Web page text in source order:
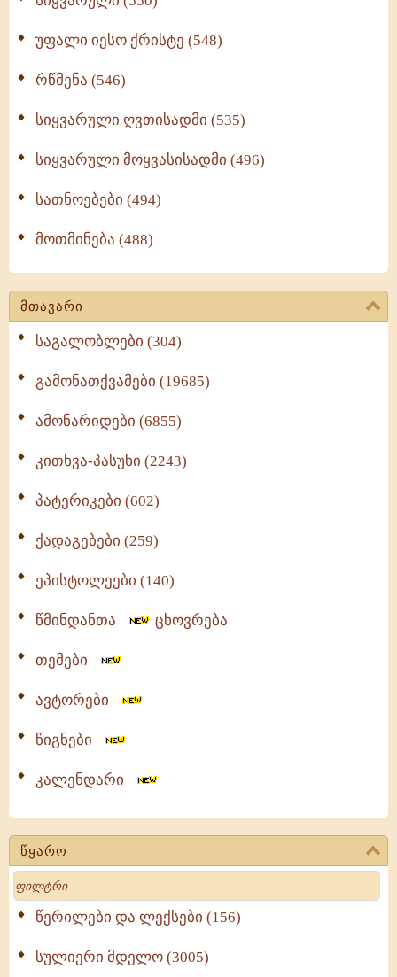
უფალი იესო ქრისტე (548)
რწმენა (546)
სიყვარული ღვთისადმი (535)
სიყვარული მოყვასისადმი (496)
სათნოებები (494)
მოთმინება (488)
მთავარი
საგალობლები (304)
გამონათქვამები (19685)
ამონარიდები (6855)
კითხვა-პასუხი (2243)
პატერიკები (602)
ქადაგებები (259)
ეპისტოლეები (140)
წმინდანთა ცხოვრება
თემები
ავტორები
წიგნები
კალენდარი
წყარო
Search
წერილები და ლექსები (156)
სულიერი მდელო (3005)